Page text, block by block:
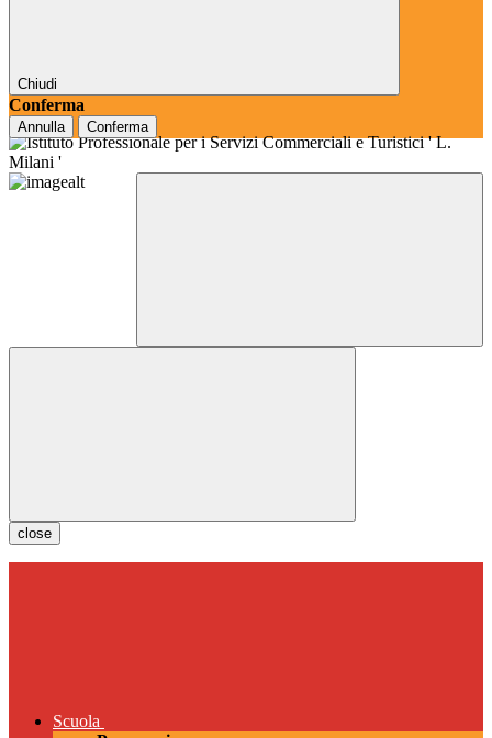
Chiudi
Conferma
Annulla Conferma
close
Scuola